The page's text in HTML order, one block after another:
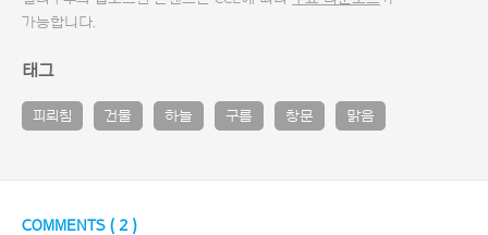
가능합니다.
태그
피뢰침 건물 하늘 구름 창문 맑음
COMMENTS ( 2 )